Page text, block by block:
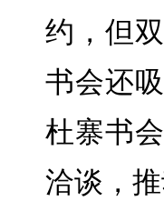
约，但
书会还
杜寨书
洽谈，